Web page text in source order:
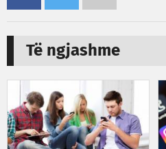
Të ngjashme